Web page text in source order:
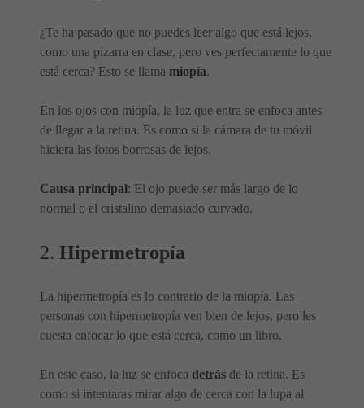
¿Te ha pasado que no puedes leer algo que está lejos,
como una pizarra en clase, pero ves perfectamente lo que
está cerca? Esto se llama miopía.
En los ojos con miopía, la luz que entra se enfoca antes
de llegar a la retina. Es como si la cámara de tu móvil
hiciera las fotos borrosas de lejos.
Causa principal: El ojo puede ser más largo de lo
normal o el cristalino demasiado curvado.
2. Hipermetropía
La hipermetropía es lo contrario de la miopía. Las
personas con hipermetropía ven bien de lejos, pero les
cuesta enfocar lo que está cerca, como un libro.
En este caso, la luz se enfoca detrás de la retina. Es
como si intentaras mirar algo de cerca con la lupa al